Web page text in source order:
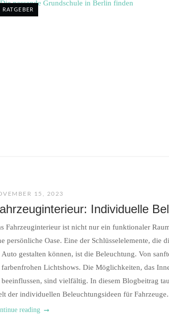
RATGEBER
15, 2023
Individuelle
Fahrzeuginterieur ist nicht nur ein funktionaler
persönliche Oase. Eine der Schlüsselelemente, die
Auto gestalten können, ist die Beleuchtung. Von
farbenfrohen Lichtshows. Die Möglichkeiten, das
beeinflussen, sind vielfältig. In diesem Blogbeitrag
der individuellen Beleuchtungsideen für
reading